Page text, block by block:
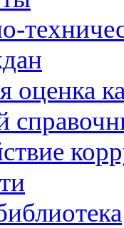
оценка